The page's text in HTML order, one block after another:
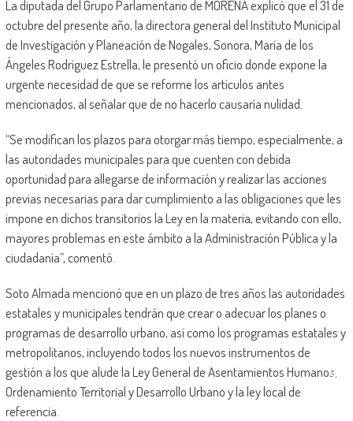
La diputada del Grupo Parlamentario de MORENA explicó que el 31 de
octubre del presente año, la directora general del Instituto Municipal
de Investigación y Planeación de Nogales, Sonora, María de los
Ángeles Rodríguez Estrella, le presentó un oficio donde expone la
urgente necesidad de que se reforme los artículos antes
mencionados, al señalar que de no hacerlo causaría nulidad.
“Se modifican los plazos para otorgar más tiempo, especialmente, a
las autoridades municipales para que cuenten con debida
oportunidad para allegarse de información y realizar las acciones
previas necesarias para dar cumplimiento a las obligaciones que les
impone en dichos transitorios la Ley en la materia, evitando con ello,
mayores problemas en este ámbito a la Administración Pública y la
ciudadanía”, comentó.
Soto Almada mencionó que en un plazo de tres años las autoridades
estatales y municipales tendrán que crear o adecuar los planes o
programas de desarrollo urbano, así como los programas estatales y
metropolitanos, incluyendo todos los nuevos instrumentos de
gestión a los que alude la Ley General de Asentamientos Humanos,
Ordenamiento Territorial y Desarrollo Urbano y la ley local de
referencia.